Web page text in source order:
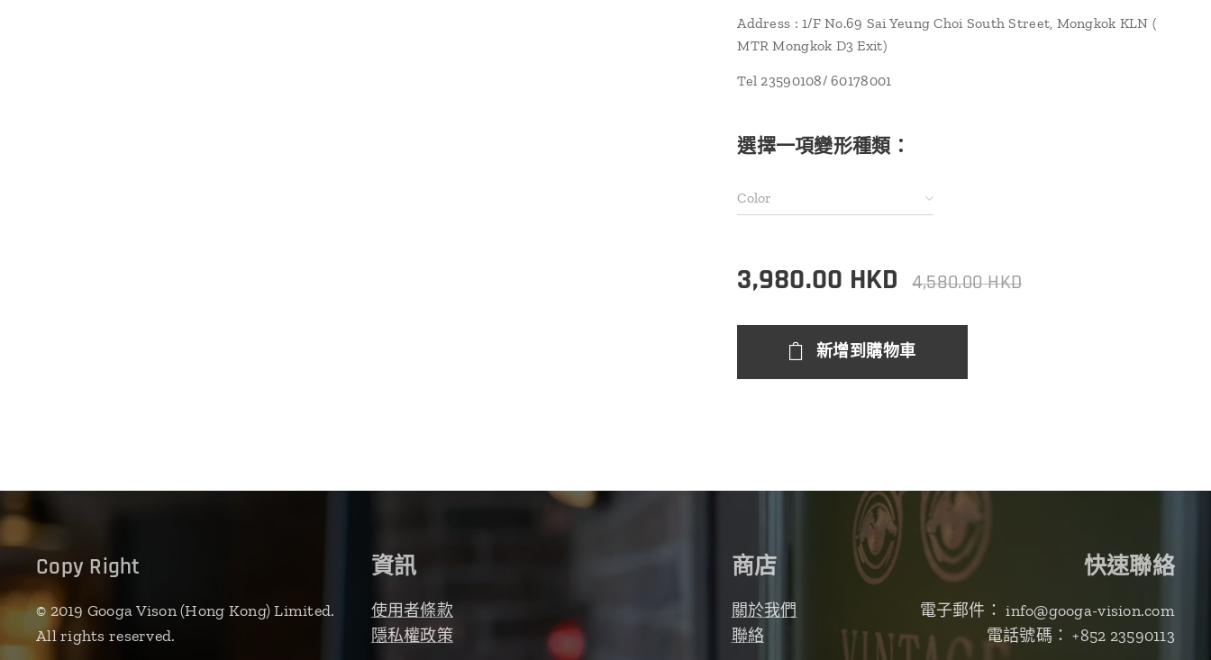
Address : 1/F No.69 Sai Yeung Choi South Street, Mongkok KLN (
MTR Mongkok D3 Exit)
Tel 23590108/ 60178001
選擇一項變形種類：
Color
3,980.00 HKD 4,580.00HKD
新增到購物車
Copy Right
© 2019 Googa Vison (Hong Kong) Limited.
All rights reserved.
資訊
使用者條款
隱私權政策
商店
關於我們
聯絡
快速聯絡
電子郵件： info@googa-vision.com
電話號碼： +852 23590113